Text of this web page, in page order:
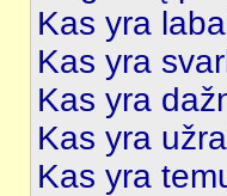
Kas yra
Kas yra
Kas yra
Kas yra
Kas yra